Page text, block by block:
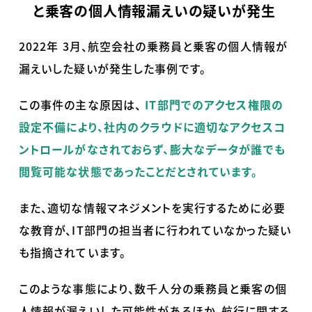
と乗客の個人情報漏えいの疑いが発生
2022年 3月、航空会社の乗務員と乗客の個人情報が
漏えいした疑いが発生した事例です。
この事件の主な原因は、 IT部門でのアクセス権限の
設定不備により、社内のクラウドに適切なアクセスコ
ントロールがなされておらず、膨大なデータが誰でも
閲覧可能な状態であったことだとされています。
また、適切な情報マネジメントを実行するために必要
な教育が、IT部門の担当者に行われていなかった疑い
も指摘されています。
このような事態により、数千人分の乗務員と乗客の個